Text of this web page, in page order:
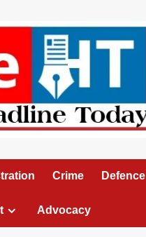
Crime Defence
Advocacy